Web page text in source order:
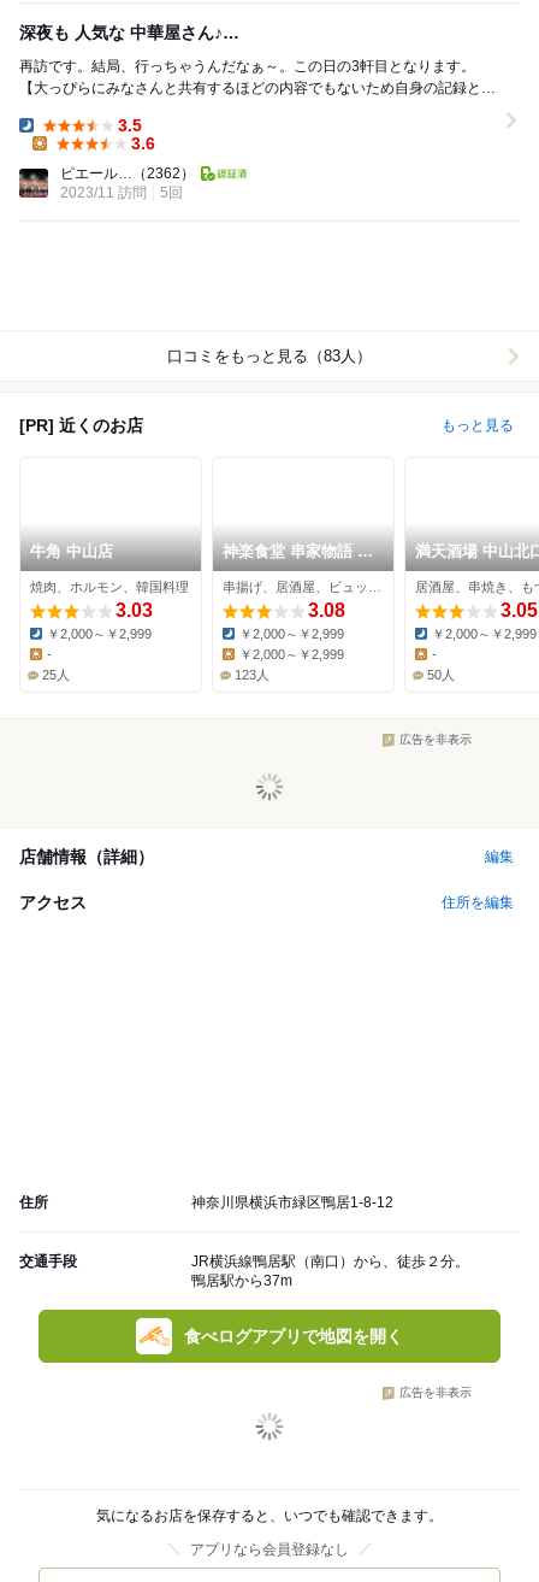
深夜も 人気な 中華屋さん♪…
再訪です。結局、行っちゃうんだなぁ～。この日の3軒目となります。
【大っぴらにみなさんと共有するほどの内容でもないため自身の記録とし
Dinner:
3.5
3.6
ピエール… （2362）
2023/11 訪問
5回
口コミをもっと見る（83人）
[PR] 近くのお店 もっと見る
牛角 中山店
焼肉、ホルモン、韓国料理
3.03
Dinner:
￥2,000～￥2,999
Lunch:
-
25人
神楽食堂 串家物語 ら
らぽーと横浜店
3.08
Dinner:
￥2,000～￥2,999
￥2,000～￥2,999
123人
満天酒場 中山北
居酒屋、串焼き、も
3.05
Dinner:
￥2,000～￥2,999
Lunch:
-
50人
広告を非表示
店舗情報（詳細） 編集
アクセス 住所を編集
住所 神奈川県横浜市緑区鴨居1-8-12
交通手段
JR横浜線鴨居駅（南口）から、徒歩２分。
鴨居駅から37m
食べログアプリで地図を開く
広告を非表示
気になるお店を保存すると、いつでも確認できます。
アプリなら会員登録なし